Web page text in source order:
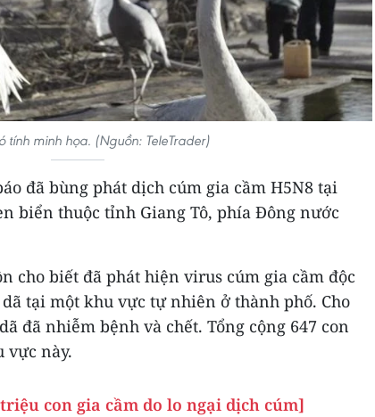
tính minh họa. (Nguồn: TeleTrader)
đã bùng phát dịch cúm gia cầm H5N8 tại
biển thuộc tỉnh Giang Tô, phía Đông nước
cho biết đã phát hiện virus cúm gia cầm độc
tại một khu vực tự nhiên ở thành phố. Cho
đã nhiễm bệnh và chết. Tổng cộng 647 con
vực này.
con gia cầm do lo ngại dịch cúm]